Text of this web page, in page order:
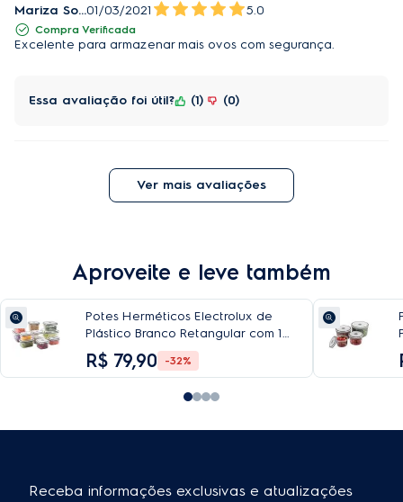
Mariza Souza01/03/2021 5.0
Compra Verificada
Excelente para armazenar mais ovos com segurança.
Essa avaliação foi útil? 1 0
Ver mais avaliações
Aproveite e leve também
Potes Herméticos Electrolux de
Plástico Branco Retangular com 10
Unidades
R$ 79,90 -32%
Receba informações exclusivas e atualizações